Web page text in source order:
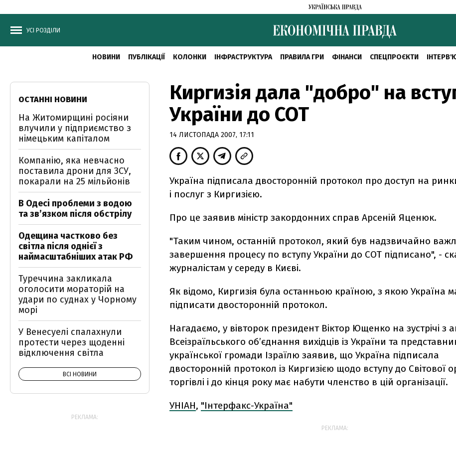
УСІ РОЗДІЛИ
НОВИНИ ПУБЛІКАЦІЇ КОЛОНКИ ІНФРАСТРУКТУРА ПРАВИЛА ГРИ ФІНАНСИ СПЕЦПРОЄКТИ
Киргизія дала "добро" на
України до СОТ
14 ЛИСТОПАДА 2007, 17:11
Україна підписала двосторонній протокол про доступ на
і послуг з Киргизією.
Про це заявив міністр закордонних справ Арсеній Яценюк.
"Таким чином, останній протокол, який був надзвичайно
завершення процесу по вступу України до СОТ підписано", -
журналістам у середу в Києві.
Як відомо, Киргизія була останньою країною, з якою Україна
підписати двосторонній протокол.
Нагадаємо, у вівторок президент Віктор Ющенко на зустрічі з
Всеізраїльського об’єднання вихідців із України та
української громади Ізраїлю заявив, що Україна підписала
двосторонній протокол із Киргизією щодо вступу до Світової
торгівлі і до кінця року має набути членство в цій організації.
УНІАН, "Інтерфакс-Україна"
РЕКЛАМА:
ОСТАННІ НОВИНИ
На Житомирщині росіяни
влучили у підприємство з
німецьким капіталом
Компанію, яка невчасно
поставила дрони для ЗСУ,
покарали на 25 мільйонів
В Одесі проблеми з водою
та звʼязком після обстрілу
Одещина частково без
світла після однієї з
наймасштабніших атак РФ
Туреччина закликала
оголосити мораторій на
удари по суднах у Чорному
морі
У Венесуелі спалахнули
протести через щоденні
відключення світла
ВСІ НОВИНИ
РЕКЛАМА: